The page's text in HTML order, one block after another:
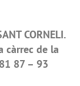
CORNELI.
càrrec de la
87 – 93